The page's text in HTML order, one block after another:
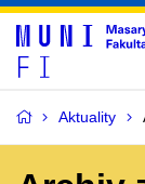
Aktuality